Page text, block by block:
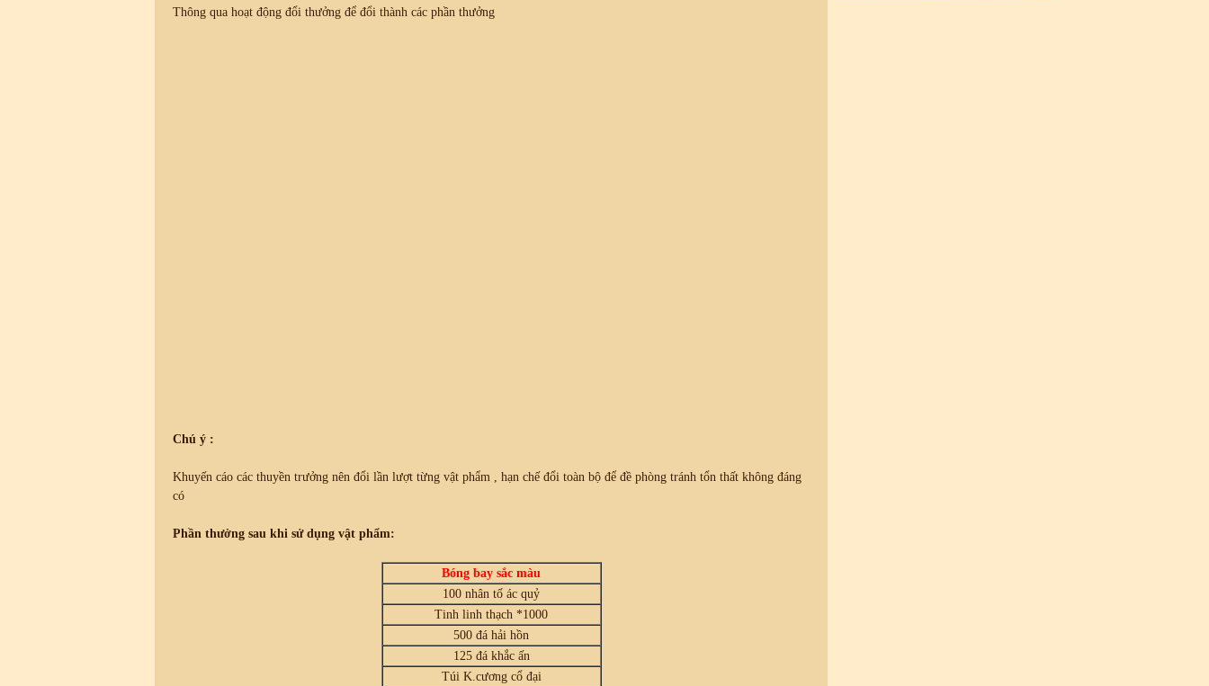
Thông qua hoạt động đổi thưởng để đổi thành các phần thưởng
Chú ý :
Khuyến cáo các thuyền trưởng nên đổi lần lượt từng vật phẩm , hạn chế đổi toàn bộ để đề phòng tránh tổn thất không đáng
có
Phần thưởng sau khi sử dụng vật phẩm:
Bóng bay sắc màu
100 nhân tố ác quỷ
Tinh linh thạch *1000
500 đá hải hồn
125 đá khắc ấn
Túi K.cương cổ đại